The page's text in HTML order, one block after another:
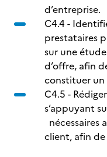
d’entreprise.
C4.4 -
prestataires
sur une
d’offre, afin
constituer
C4.5 -
s’appuyant
nécessaires
client, afin